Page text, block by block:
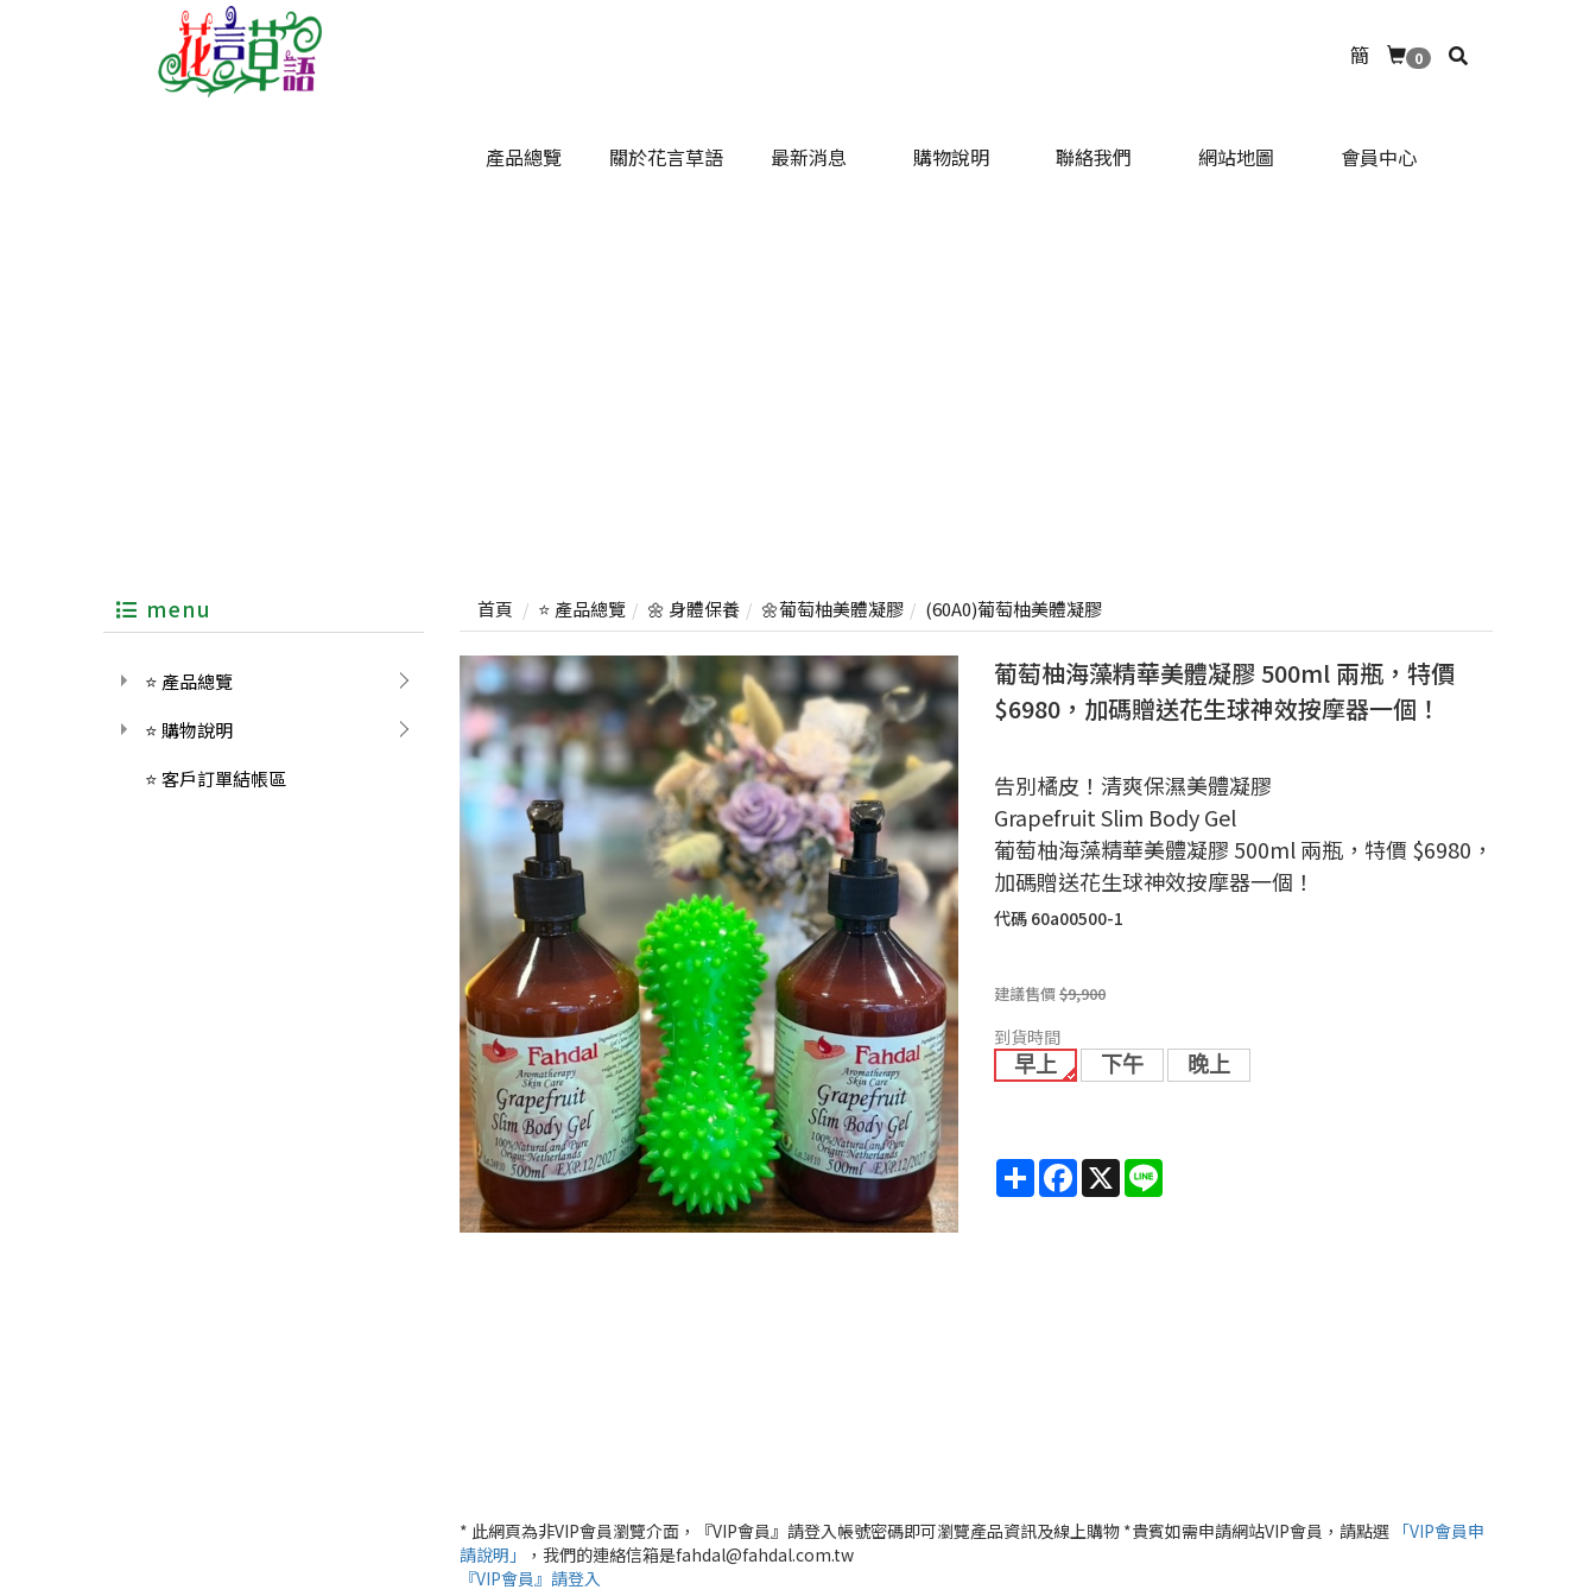
簡 0
產品總覽 關於花言草語 最新消息 購物說明 聯絡我們 網站地圖 會員中心
menu
⭐ 產品總覽
⭐ 購物說明
⭐ 客戶訂單結帳區
首頁 ⭐ 產品總覽 🌼 身體保養 🌼葡萄柚美體凝膠 (60A0)葡萄柚美體凝膠
葡萄柚海藻精華美體凝膠 500ml 兩瓶，特價
$6980，加碼贈送花生球神效按摩器一個！
告別橘皮！清爽保濕美體凝膠
Grapefruit Slim Body Gel
葡萄柚海藻精華美體凝膠 500ml 兩瓶，特價 $6980，
加碼贈送花生球神效按摩器一個！
代碼 60a00500-1
建議售價$9,900
到貨時間
早上
下午 晚上
Share Facebook
X
* 此網頁為非VIP會員瀏覽介面，『VIP會員』請登入帳號密碼即可瀏覽產品資訊及線上購物 *貴賓如需申請網站VIP會員，請點選 「VIP會員申
請說明」
，我們的連絡信箱是fahdal@fahdal.com.tw
『VIP會員』請登入